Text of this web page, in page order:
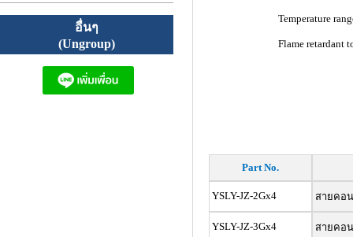
อื่นๆ
(Ungroup)
Temperature
Flame retardant
Part No.
YSLY-JZ-2Gx4 สายคอน
YSLY-JZ-3Gx4 สายคอน